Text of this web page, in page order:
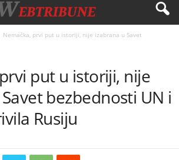
Nemačka, prvi put u istoriji, nije izabrana u Savet
put u istoriji, nije
bezbednosti UN i
Rusiju